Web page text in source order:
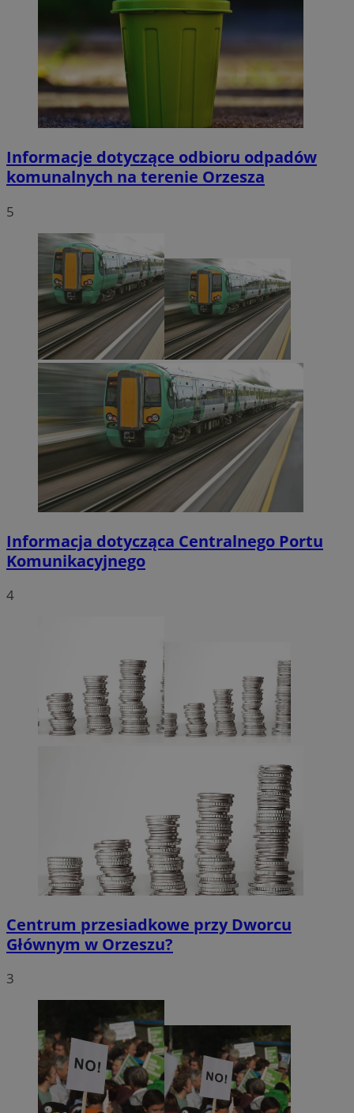
Informacje dotyczące odbioru odpadów
komunalnych na terenie Orzesza
5
Informacja dotycząca Centralnego Portu
Komunikacyjnego
4
Centrum przesiadkowe przy Dworcu
Głównym w Orzeszu?
3